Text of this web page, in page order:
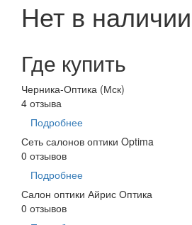
Нет в наличии
Где купить
Черника-Оптика (Мск)
4 отзыва
Подробнее
Сеть салонов оптики Optima
0 отзывов
Подробнее
Салон оптики Айрис Оптика
0 отзывов